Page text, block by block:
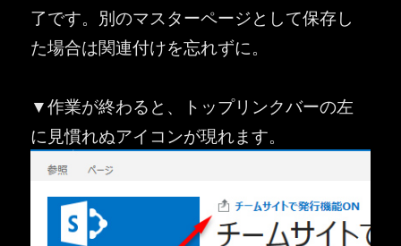
了です。別のマスターページとして保存し
た場合は関連付けを忘れずに。
▼作業が終わると、トップリンクバーの左
に見慣れぬアイコンが現れます。